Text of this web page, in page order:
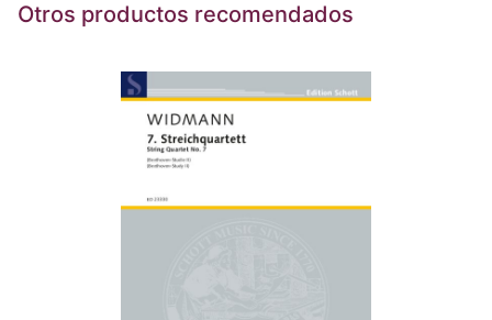
Otros productos recomendados